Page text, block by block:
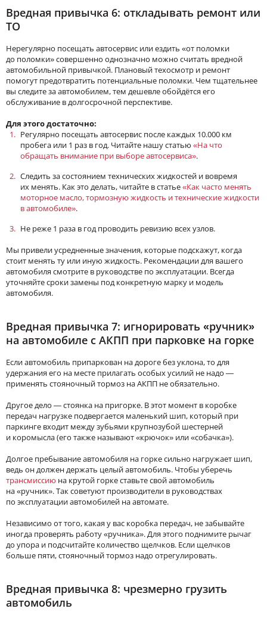
Вредная привычка 6: откладывать ремонт или
ТО
Нерегулярно посещать автосервис или ездить «от поломки
до поломки» совершенно однозначно можно считать вредной
автомобильной привычкой. Плановый техосмотр и ремонт
помогут предотвратить потенциальные поломки. Чем тщательнее
вы следите за автомобилем, тем дешевле обойдётся его
обслуживание в долгосрочной перспективе.
Для этого достаточно:
Регулярно посещать автосервис после каждых 10.000 км
пробега или 1 раз в год. Читайте нашу статью «На что
обращать внимание при выборе автосервиса».
Следить за состоянием технических жидкостей и вовремя
их менять. Как это делать, читайте в статье«Как часто менять
моторное масло, тормозную жидкость и технические жидкости
в автомобиле».
Не реже 1 раза в год проводить ревизию всех узлов.
Мы привели усредненные значения, которые подскажут, когда
стоит менять ту или иную жидкость. Рекомендации для вашего
автомобиля смотрите в руководстве по эксплуатации. Всегда
уточняйте сроки замены под конкретную марку и модель
автомобиля.
Вредная привычка 7: игнорировать «ручник»
на автомобиле с АКПП при парковке на горке
Если автомобиль припаркован на дороге без уклона, то для
удержания его на месте прилагать особых усилий не надо —
применять стояночный тормоз на АКПП не обязательно.
Другое дело — стоянка на пригорке. В этот момент в коробке
передач нагрузке подвергается маленький шип, который при
паркинге входит между зубьями крупнозубой шестерней
и коромысла (его также называют «крючок» или «собачка»).
Долгое пребывание автомобиля на горке сильно нагружает шип,
ведь он должен держать целый автомобиль. Чтобы уберечь
трансмиссию на крутой горке ставьте свой автомобиль
на «ручник». Так советуют производители в руководствах
по эксплуатации автомобилей на автомате.
Независимо от того, какая у вас коробка передач, не забывайте
иногда проверять работу «ручника». Для этого поднимите рычаг
до упора и подсчитайте количество щелчков. Если щелчков
больше пяти, стояночный тормоз надо отрегулировать.
Вредная привычка 8: чрезмерно грузить
автомобиль